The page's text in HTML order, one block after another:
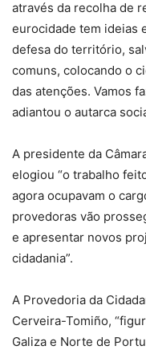
através da recolha de
eurocidade tem ideias
defesa do território,
comuns, colocando o
das atenções. Vamos
adiantou o autarca
A presidente da
elogiou “o trabalho
agora ocupavam o
provedoras vão
e apresentar novos
cidadania”.
A Provedoria da
Cerveira-Tomiño,
Galiza e Norte de